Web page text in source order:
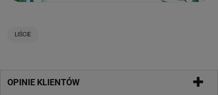
LIŚCIE
OPINIE KLIENTÓW